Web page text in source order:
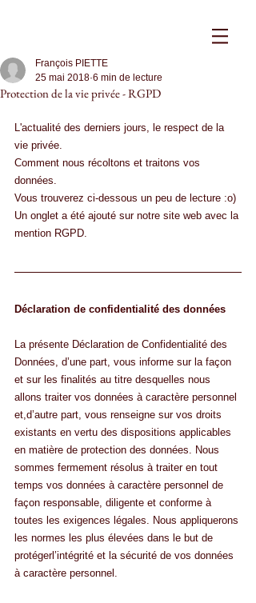
Protection de la vie privée - RGPD
François PIETTE
25 mai 2018 6 min de lecture
L'actualité des derniers jours, le respect de la
vie privée.
Comment nous récoltons et traitons vos
données.
Vous trouverez ci-dessous un peu de lecture :o)
Un onglet a été ajouté sur notre site web avec la
mention RGPD.
Déclaration de confidentialité des données
La présente Déclaration de Confidentialité des
Données, d’une part, vous informe sur la façon
et sur les finalités au titre desquelles nous
allons traiter vos données à caractère personnel
et,d’autre part, vous renseigne sur vos droits
existants en vertu des dispositions applicables
en matière de protection des données. Nous
sommes fermement résolus à traiter en tout
temps vos données à caractère personnel de
façon responsable, diligente et conforme à
toutes les exigences légales. Nous appliquerons
les normes les plus élevées dans le but de
protégerl’intégrité et la sécurité de vos données
à caractère personnel.